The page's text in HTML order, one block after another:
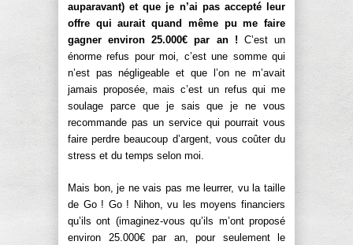
auparavant) et que je n’ai pas accepté leur
offre qui aurait quand même pu me faire
gagner environ 25.000€ par an ! C’est un
énorme refus pour moi, c’est une somme qui
n’est pas négligeable et que l’on ne m’avait
jamais proposée, mais c’est un refus qui me
soulage parce que je sais que je ne vous
recommande pas un service qui pourrait vous
faire perdre beaucoup d’argent, vous coûter du
stress et du temps selon moi.
Mais bon, je ne vais pas me leurrer, vu la taille
de Go ! Go ! Nihon, vu les moyens financiers
qu’ils ont (imaginez-vous qu’ils m’ont proposé
environ 25.000€ par an, pour seulement le